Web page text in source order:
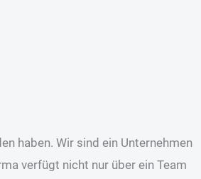
haben. Wir sind ein Unternehmen
verfügt nicht nur über ein Team